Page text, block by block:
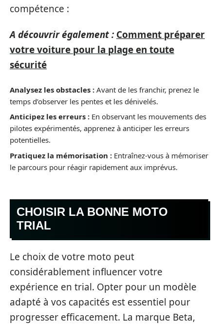
compétence :
A découvrir également : Comment préparer
votre voiture pour la plage en toute
sécurité
Analysez les obstacles : Avant de les franchir, prenez le
temps d’observer les pentes et les dénivelés.
Anticipez les erreurs : En observant les mouvements des
pilotes expérimentés, apprenez à anticiper les erreurs
potentielles.
Pratiquez la mémorisation : Entraînez-vous à mémoriser
le parcours pour réagir rapidement aux imprévus.
CHOISIR LA BONNE MOTO
TRIAL
Le choix de votre moto peut
considérablement influencer votre
expérience en trial. Opter pour un modèle
adapté à vos capacités est essentiel pour
progresser efficacement. La marque Beta,